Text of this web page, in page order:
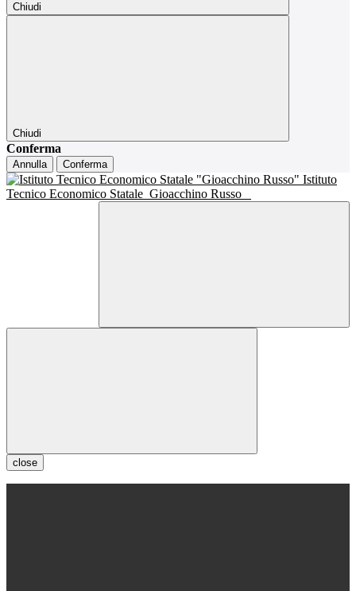
Chiudi
Chiudi
Conferma
Annulla Conferma
Istituto
Tecnico Economico Statale Gioacchino Russo
close